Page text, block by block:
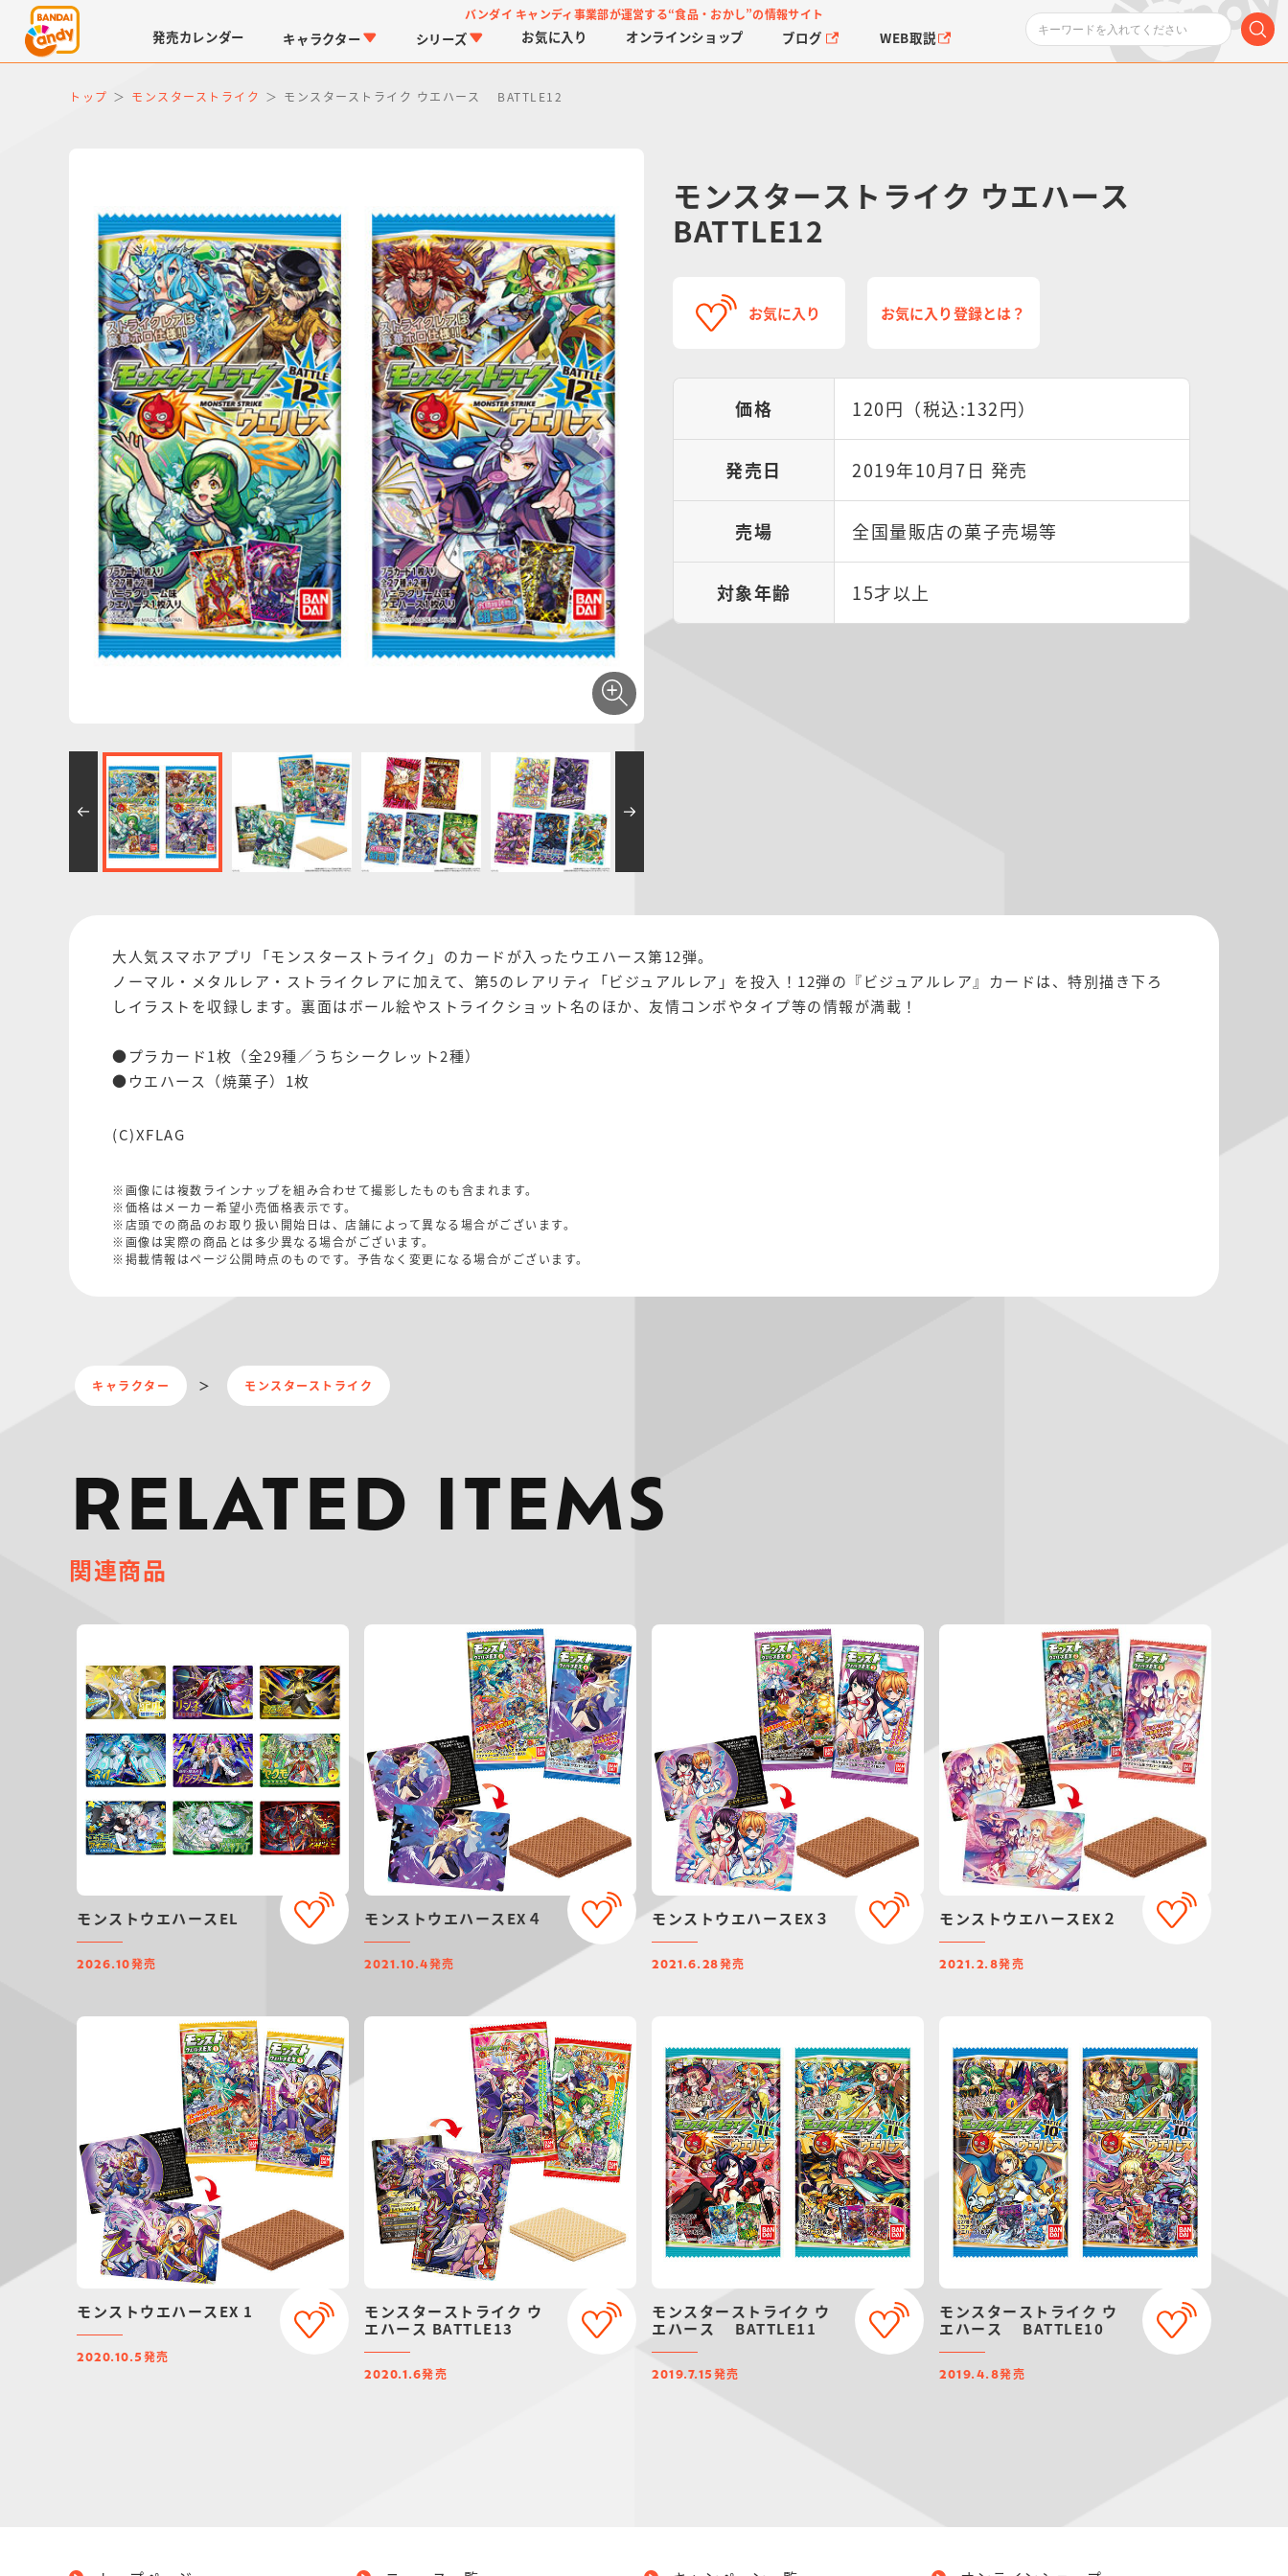
バンダイ キャンディ事業部が運営する“食品・おかし”の情報サイト
発売カレンダー キャラクター
LINK TRAVELERS 仮面ライダーシリーズ
PROJECT R.E.D.・ス
ーパー戦隊シリーズ
シリーズ
チョコボックス キャラパキ つりグミ
お気に入り オンラインショップ ブログ WEB取説
トップ モンスターストライク モンスターストライク ウエハース BATTLE12
モンスターストライク ウエハース
BATTLE12
お気に入り お気に入り登録とは？
価格 120円（税込:132円）
発売日 2019年10月7日 発売
売場 全国量販店の菓子売場等
対象年齢 15才以上
大人気スマホアプリ「モンスターストライク」のカードが入ったウエハース第12弾。
ノーマル・メタルレア・ストライクレアに加えて、第5のレアリティ「ビジュアルレア」を投入！12弾の『ビジュアルレア』カードは、特別描き下ろ
しイラストを収録します。裏面はボール絵やストライクショット名のほか、友情コンボやタイプ等の情報が満載！
●プラカード1枚（全29種／うちシークレット2種）
●ウエハース（焼菓子）1枚
(C)XFLAG
※画像には複数ラインナップを組み合わせて撮影したものも含まれます。
※価格はメーカー希望小売価格表示です。
※店頭での商品のお取り扱い開始日は、店舗によって異なる場合がございます。
※画像は実際の商品とは多少異なる場合がございます。
※掲載情報はページ公開時点のものです。予告なく変更になる場合がございます。
キャラクター モンスターストライク
RELATED ITEMS
関連商品
モンストウエハースEL
2026.10発売
モンストウエハースEX４
2021.10.4発売
モンストウエハースEX３
2021.6.28発売
モンストウエハースEX２
2021.2.8発売
モンストウエハースEX 1
2020.10.5 発売
モンスターストライク ウ
エハース BATTLE13
2020.1.6発売
モンスターストライク ウ
エハース BATTLE11
2019.7.15 発売
モンスターストライク ウ
エハース BATTLE10
2019.4.8発売